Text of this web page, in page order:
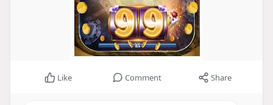
Like Comment Share